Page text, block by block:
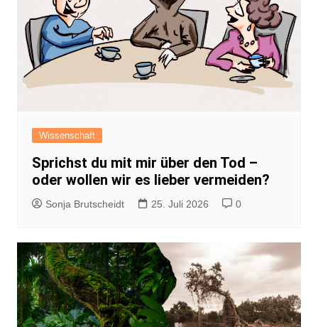
Wissenschaft
Sprichst du mit mir über den Tod –
oder wollen wir es lieber vermeiden?
Sonja Brutscheidt 25. Juli 2026 0